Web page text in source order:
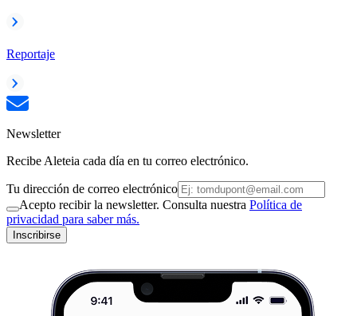
Reportaje
Newsletter
Recibe Aleteia cada día en tu correo electrónico.
Tu dirección de correo electrónico
Acepto recibir la newsletter. Consulta nuestra Política de
privacidad para saber más.
Inscribirse